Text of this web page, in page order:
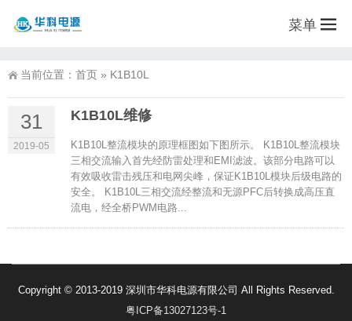
菜单
当前位置： 首页 » K1B10L
31
2019-05
K1B10L维修
K1B10L整流模块的原理框图如下图所示。 K1B10L整流模块
三相交流输入首先经防雷处理和EMI滤波。该部分电路可以
有效吸收雷击残压和电网尖峰，保证K1B10L模块后级电路的
安全。 K1B10L三相交流经整流和无源PFC后转换成高压直
流电，经全桥PWM电路...
Copyright © 2013-2019 深圳市华科电源有限公司 All Rights Reserved.
粤ICP备13027123号-1